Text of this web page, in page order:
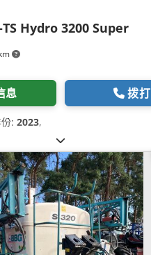
TS Hydro 3200 Super
息 拨打
: 2023,